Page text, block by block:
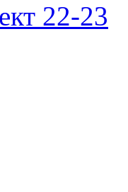
22-23